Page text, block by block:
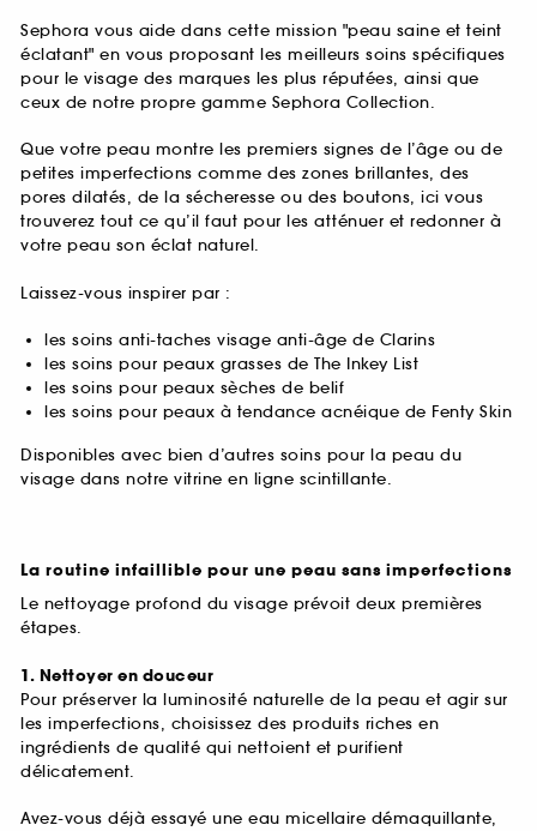
Sephora vous aide dans cette mission "peau saine et teint
éclatant" en vous proposant les meilleurs soins spécifiques
pour le visage des marques les plus réputées, ainsi que
ceux de notre propre gamme Sephora Collection.
Que votre peau montre les premiers signes de l’âge ou de
petites imperfections comme des zones brillantes, des
pores dilatés, de la sécheresse ou des boutons, ici vous
trouverez tout ce qu’il faut pour les atténuer et redonner à
votre peau son éclat naturel.
Laissez-vous inspirer par :
les soins anti-taches visage anti-âge de Clarins
les soins pour peaux grasses de The Inkey List
les soins pour peaux sèches de belif
les soins pour peaux à tendance acnéique de Fenty Skin
Disponibles avec bien d’autres soins pour la peau du
visage dans notre vitrine en ligne scintillante.
La routine infaillible pour une peau sans imperfections
Le nettoyage profond du visage prévoit deux premières
étapes.
1. Nettoyer en douceur
Pour préserver la luminosité naturelle de la peau et agir sur
les imperfections, choisissez des produits riches en
ingrédients de qualité qui nettoient et purifient
délicatement.
Avez-vous déjà essayé une eau micellaire démaquillante,